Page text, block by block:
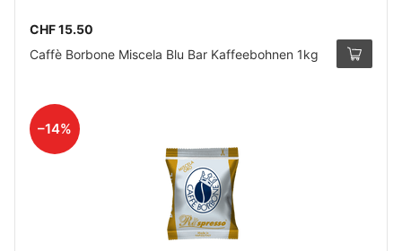
CHF 15.50
Caffè Borbone Miscela Blu Bar Kaffeebohnen 1kg
–14%